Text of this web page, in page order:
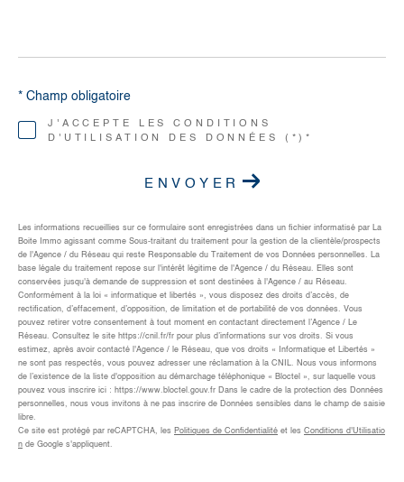
J'ACCEPTE LES CONDITIONS
D'UTILISATION DES DONNÉES (*)*
* Champ obligatoire
ENVOYER
Les informations recueillies sur ce formulaire sont enregistrées dans un fichier informatisé par La
Boite Immo agissant comme Sous-traitant du traitement pour la gestion de la clientèle/prospects
de l'Agence / du Réseau qui reste Responsable du Traitement de vos Données personnelles. La
base légale du traitement repose sur l'intérêt légitime de l'Agence / du Réseau. Elles sont
conservées jusqu'à demande de suppression et sont destinées à l'Agence / au Réseau.
Conformément à la loi « informatique et libertés », vous disposez des droits d’accès, de
rectification, d’effacement, d’opposition, de limitation et de portabilité de vos données. Vous
pouvez retirer votre consentement à tout moment en contactant directement l’Agence / Le
Réseau. Consultez le site https://cnil.fr/fr pour plus d’informations sur vos droits. Si vous
estimez, après avoir contacté l'Agence / le Réseau, que vos droits « Informatique et Libertés »
ne sont pas respectés, vous pouvez adresser une réclamation à la CNIL. Nous vous informons
de l’existence de la liste d'opposition au démarchage téléphonique « Bloctel », sur laquelle vous
pouvez vous inscrire ici : https://www.bloctel.gouv.fr Dans le cadre de la protection des Données
personnelles, nous vous invitons à ne pas inscrire de Données sensibles dans le champ de saisie
libre.
Ce site est protégé par reCAPTCHA, les Politiques de Confidentialité et les Conditions d'Utilisatio
n de Google s'appliquent.